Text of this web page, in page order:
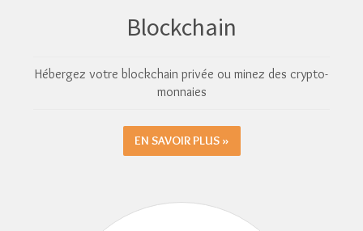
Blockchain
Hébergez votre blockchain privée ou minez des crypto-
monnaies
EN SAVOIR PLUS »